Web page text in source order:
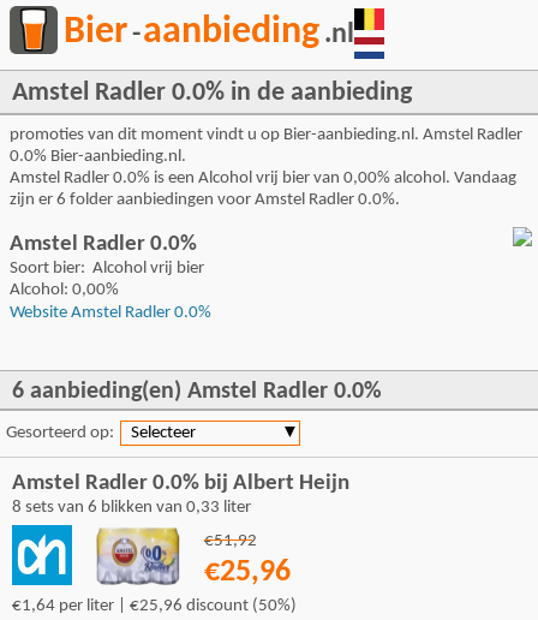
Bier-aanbieding .nl
Amstel Radler 0.0% in de aanbieding
promoties van dit moment vindt u op Bier-aanbieding.nl. Amstel Radler
0.0% Bier-aanbieding.nl.
Amstel Radler 0.0% is een Alcohol vrij bier van 0,00% alcohol. Vandaag
zijn er 6 folder aanbiedingen voor Amstel Radler 0.0%.
Amstel Radler 0.0%
Soort bier: Alcohol vrij bier
Alcohol: 0,00%
Website Amstel Radler 0.0%
6 aanbieding(en) Amstel Radler 0.0%
Gesorteerd op: Selecteer ▼
Amstel Radler 0.0% bij Albert Heijn
8 sets van 6 blikken van 0,33 liter
€51,92
€25,96
€1,64 per liter | €25,96 discount (50%)